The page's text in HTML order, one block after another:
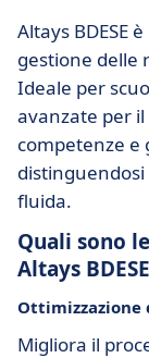
Altays BDESE
gestione delle
Ideale per
avanzate per
competenze
fluida.
Quali sono
Altays
Ottimizzazione
Migliora il